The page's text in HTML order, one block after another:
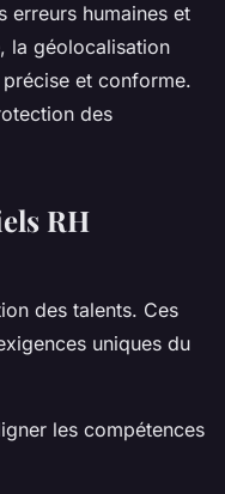
erreurs humaines et
la géolocalisation
et conforme.
des
RH
des talents. Ces
uniques du
les compétences